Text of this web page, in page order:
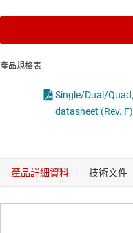
產品規格表
Single/Dual/
datasheet (Rev. F)